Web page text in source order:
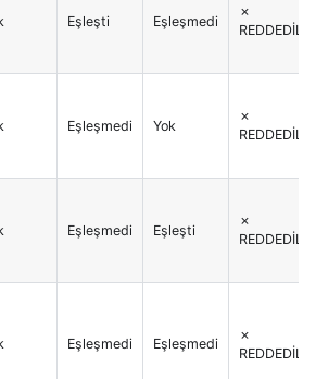
Eşleşti Eşleşmedi
✗
REDDEDİLİR
Eşleşmedi Yok
✗
REDDEDİLİR
Eşleşmedi Eşleşti
✗
REDDEDİLİR
Eşleşmedi Eşleşmedi
✗
REDDEDİLİR